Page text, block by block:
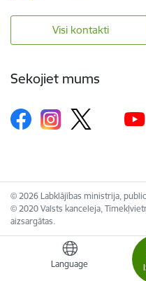
Language
Visi kontakti
Sekojiet mums
© 2026 Labklājības ministrija,
© 2020 Valsts kanceleja,
aizsargātas.